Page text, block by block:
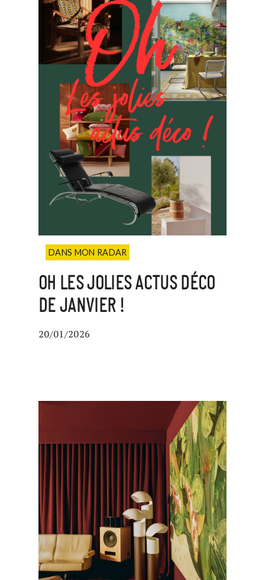
DANS MON RADAR
OH LES JOLIES ACTUS DÉCO
DE JANVIER !
20/01/2026